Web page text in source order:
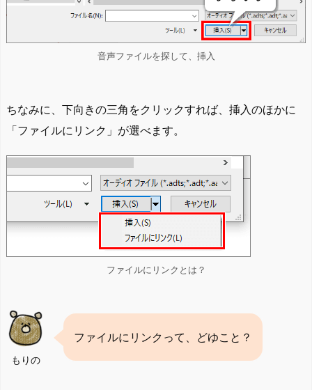
音声ファイルを探して、挿入
ちなみに、下向きの三角をクリックすれば、挿入のほかに
「ファイルにリンク」が選べます。
ファイルにリンクとは？
もりの
ファイルにリンクって、どゆこと？